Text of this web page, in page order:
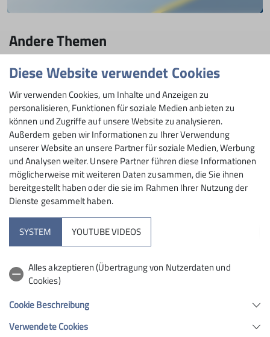
05.12.2025
und ein respektvolles Miteinander. Gemeinsam mit dem
Landessportbund Rheinland-Pfalz setzen wir ein Zeichen.
Andere Themen
Alpinausbildung Kaunergrathütte Bergsport Gruppen
Kaunergrathütte Klettern Klimaschutz Klimaschutztipps
Mitgliedschaft Mitmachaktionen Natur Naturschutz
Programm Sicher unterwegs Startseite
Top-Thema Tourenbericht Vereinsseite Vielfalt und Toleranz
Vortrag Wandern Wintersport
Ticketshop
Quick-Links
Diese Website verwendet Cookies
Wir verwenden Cookies, um Inhalte und Anzeigen zu
personalisieren, Funktionen für soziale Medien anbieten zu
können und Zugriffe auf unsere Website zu analysieren.
Außerdem geben wir Informationen zu Ihrer Verwendung
unserer Website an unsere Partner für soziale Medien, Werbung
und Analysen weiter. Unsere Partner führen diese Informationen
möglicherweise mit weiteren Daten zusammen, die Sie ihnen
bereitgestellt haben oder die sie im Rahmen Ihrer Nutzung der
Dienste gesammelt haben.
SYSTEM YOUTUBE VIDEOS
Alles akzeptieren (Übertragung von Nutzerdaten und
Cookies)
Cookie Beschreibung
Verwendete Cookies